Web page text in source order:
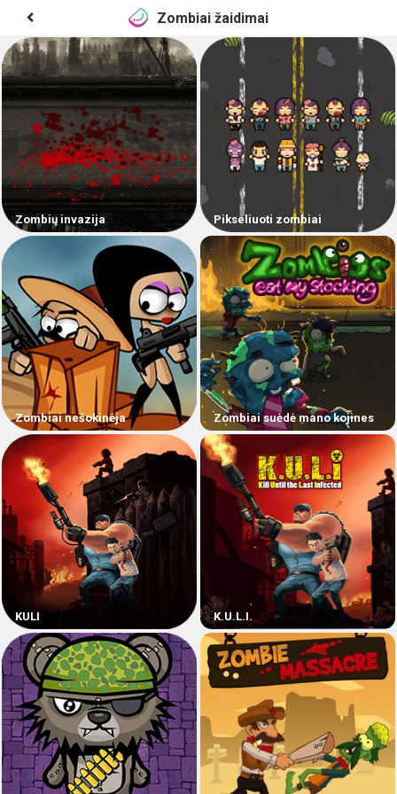
Zombiai žaidimai
Zombių invazija Pikseliuoti zombiai
Zombiai nešokinėja Zombiai suėdė mano kojines
KULI K.U.L.I.